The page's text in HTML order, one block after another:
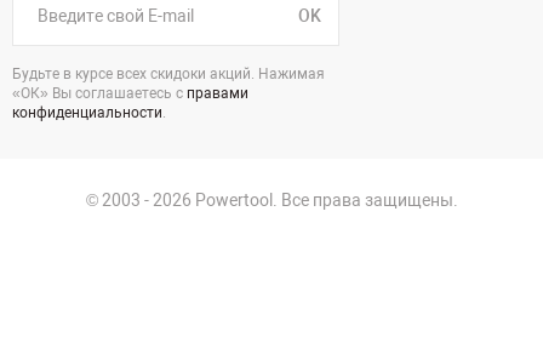
OK
Будьте в курсе всех скидоки акций. Нажимая
«ОК» Вы соглашаетесь с правами
конфиденциальности.
© 2003 - 2026 Powertool. Все права защищены.